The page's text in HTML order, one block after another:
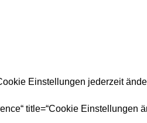
Einstellungen jederzeit
title=“Cookie Einstellungen